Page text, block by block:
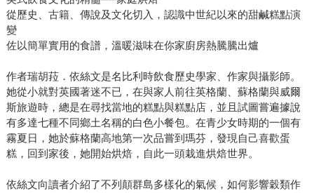
從歷史、古籍、傳說及文化切入，認識中世紀以來的甜鹹糕點演
變
佐以簡單實用的食譜，溫暖滋味在你家廚房熱騰騰出爐
作者瑞胡菈．依絲文是名比利時飲食歷史學家、作家與攝影師。
她從小就對英國著迷不已，在與家人前往英格蘭、蘇格蘭與威爾
斯旅遊時，總是在尋找當地的糕點與糕點店，並且試圖嘗遍據說
有多達七種不同鄉土名稱的白色小餐包。在青少女時期的一個有
霧夏日，她於蘇格蘭高地第一次品嘗到瑪芬，發現自己喜歡蛋
糕，回到家後，她開始烘焙，自此一頭栽進烘焙世界。
依絲文向讀者介紹了不列顛群島多樣化的氣候，如何影響穀類作